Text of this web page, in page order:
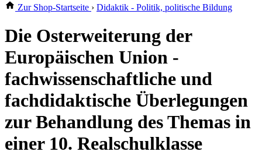
Zur Shop-Startseite › Didaktik - Politik, politische Bildung
Die Osterweiterung der
Europäischen Union -
fachwissenschaftliche und
fachdidaktische Überlegungen
zur Behandlung des Themas in
einer 10. Realschulklasse